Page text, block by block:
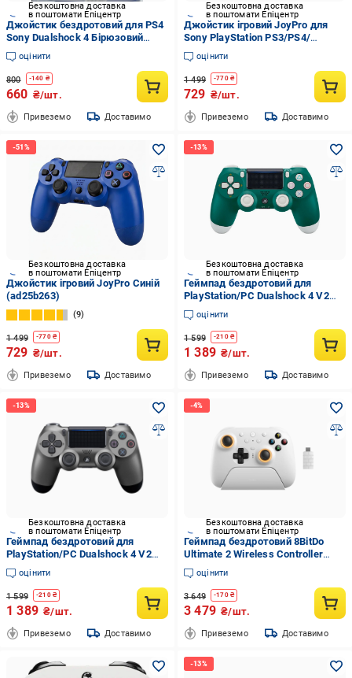
Безкоштовна доставка
в поштомати Епіцентр
Джойстик бездротовий для PS4
Sony Dualshock 4 Бірюзовий
(2733742884)
оцінити
800 -140 ₴
660 ₴/шт.
Привеземо Доставимо
Безкоштовна доставка
в поштомати Епіцентр
Джойстик ігровий JoyPro для
Sony PlayStation PS3/PS4/
комп'ютера Білий (7a4a8fbd)
оцінити
1 499 -770₴
729 ₴/шт.
Привеземо Доставимо
Безкоштовна доставка
в поштомати Епіцентр
Джойстик ігровий JoyPro Синій
(ad25b263)
9
1 499 -770₴
729 ₴/шт.
Привеземо Доставимо
Безкоштовна доставка
в поштомати Епіцентр
Геймпад бездротовий для
PlayStation/PC Dualshock 4 V2
Alpine Green (2176886349)
оцінити
1 599 -210₴
1 389 ₴/шт.
Привеземо Доставимо
Безкоштовна доставка
в поштомати Епіцентр
Геймпад бездротовий для
PlayStation/PC Dualshock 4 V2
Gray (2176886998)
оцінити
1 599 -210₴
1 389 ₴/шт.
Привеземо Доставимо
Безкоштовна доставка
в поштомати Епіцентр
Геймпад бездротовий 8BitDo
Ultimate 2 Wireless Controller
White (8437)
оцінити
3 649 -170₴
3 479 ₴/шт.
Привеземо Доставимо